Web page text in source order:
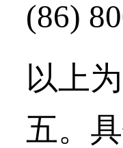
(86)
以上
五。